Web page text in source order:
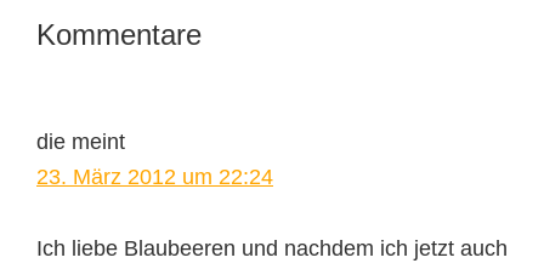
Leser-
Kommentare
die meint
23. März 2012 um 22:24
Ich liebe Blaubeeren und nachdem ich jetzt auch